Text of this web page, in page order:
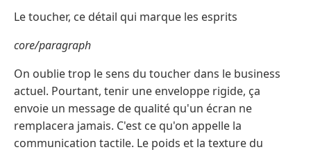
Le toucher, ce détail qui marque les esprits
core/paragraph
On oublie trop le sens du toucher dans le business
actuel. Pourtant, tenir une enveloppe rigide, ça
envoie un message de qualité qu'un écran ne
remplacera jamais. C'est ce qu'on appelle la
communication tactile. Le poids et la texture du